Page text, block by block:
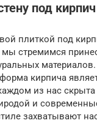
под
плиткой под
стремимся
кирпича
из нас
и
захватывают